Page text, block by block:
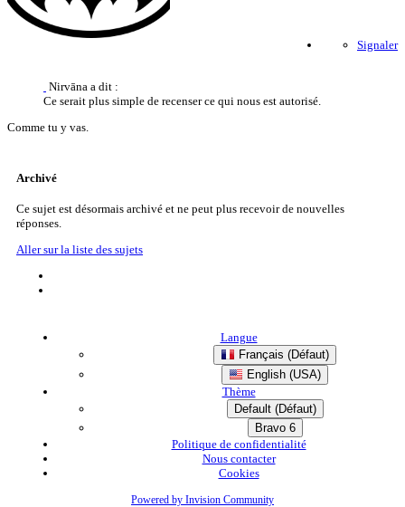
Signaler
Nirvāna a dit :
Ce serait plus simple de recenser ce qui nous est autorisé.
Comme tu y vas.
Archivé
Ce sujet est désormais archivé et ne peut plus recevoir de nouvelles
réponses.
Aller sur la liste des sujets
Langue
Français (Défaut)
English (USA)
Thème
Default (Défaut)
Bravo 6
Politique de confidentialité
Nous contacter
Cookies
Powered by Invision Community